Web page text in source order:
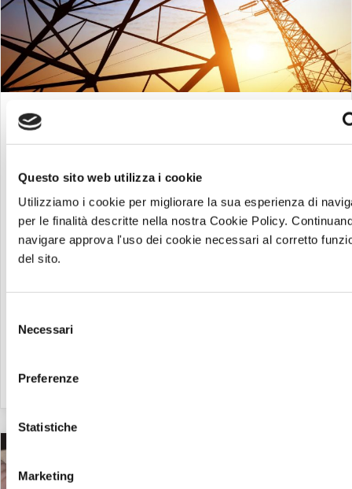
Questo sito web utilizza i cookie
Utilizziamo i cookie per migliorare la sua esperienza di
per le finalità descritte nella nostra Cookie Policy.
navigare approva l'uso dei cookie necessari al corretto
del sito.
delNecessari
Preferenze
Statistiche
Marketing
ANDAMENTO PREZZO DELL’ENERGIA
ELETTRICA E GAS – PREVISIONI
Sulla questione sempre in voga dell'andamento
prezzo dell'energia elettrica, in questo frangente
storico stiamo assistendo ad una situazione
energetica globale che guarda verso il basso.
Leggi